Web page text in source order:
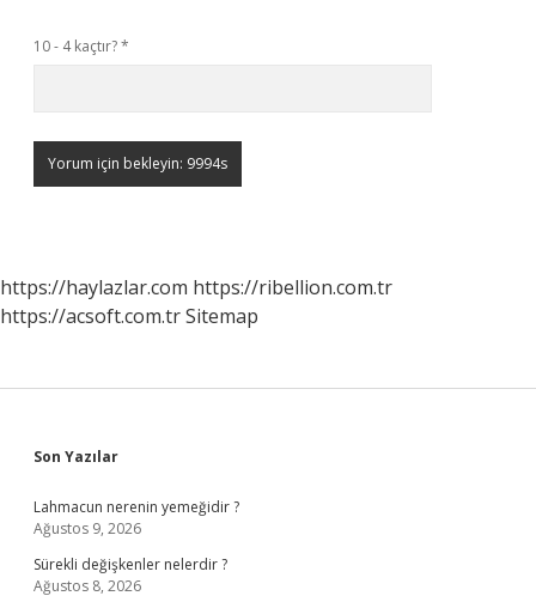
10 - 4 kaçtır?*
https://haylazlar.com https://ribellion.com.tr
https://acsoft.com.trSitemap
Sidebar
Son Yazılar
Lahmacun nerenin yemeğidir ?
Ağustos 9, 2026
Sürekli değişkenler nelerdir ?
Ağustos 8, 2026